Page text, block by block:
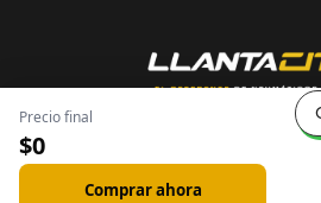
Precio final
$0
Comprar ahora